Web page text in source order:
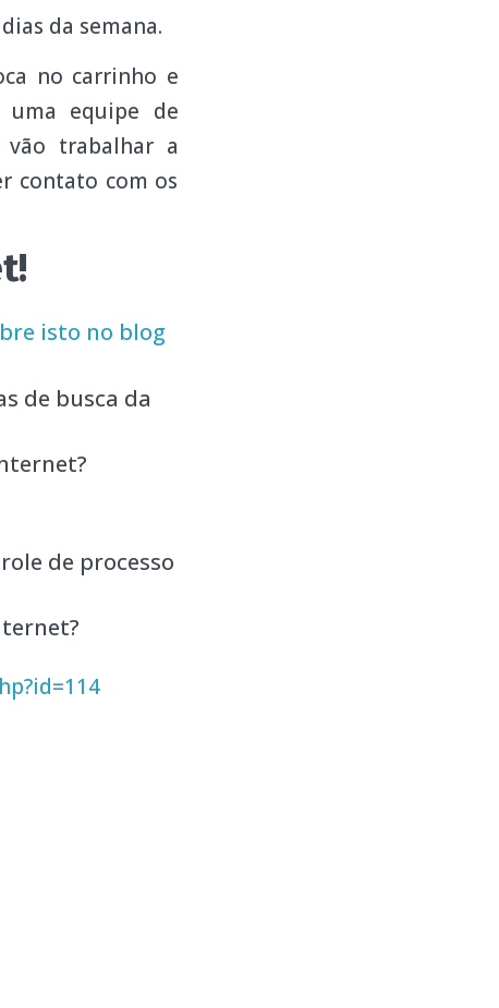
da semana.
no carrinho e
uma equipe de
vão trabalhar a
contato com os
isto no blog
de busca da
de processo